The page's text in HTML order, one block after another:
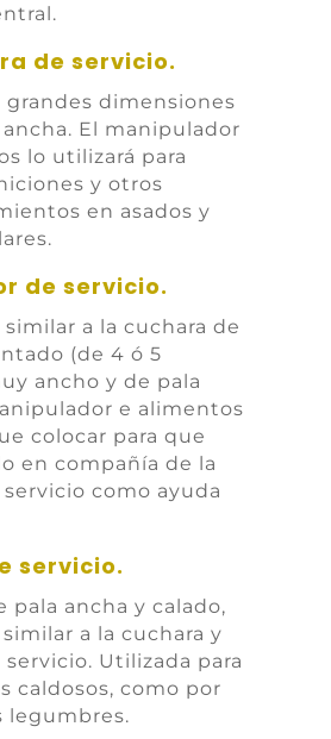
de servicio.
grandes dimensiones
El manipulador
lo utilizará para
y otros
en asados y
de servicio.
a la cuchara de
(de 4 ó 5
ancho y de pala
e alimentos
colocar para que
en compañía de la
como ayuda
servicio.
pala ancha y calado,
a la cuchara y
Utilizada para
caldosos, como por
legumbres.